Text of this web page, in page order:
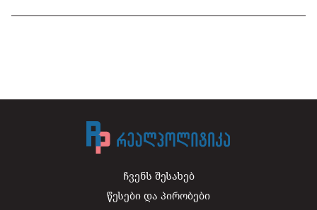
ჩვენს შესახებ
წესები და პირობები